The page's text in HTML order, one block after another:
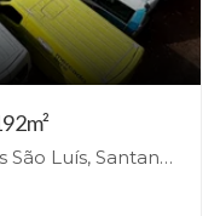
de Parnaíba-SP